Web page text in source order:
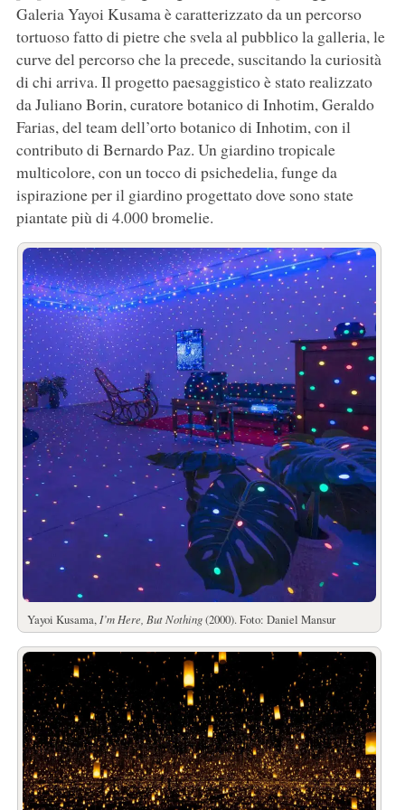
Galeria Yayoi Kusama è caratterizzato da un percorso
tortuoso fatto di pietre che svela al pubblico la galleria, le
curve del percorso che la precede, suscitando la curiosità
di chi arriva. Il progetto paesaggistico è stato realizzato
da Juliano Borin, curatore botanico di Inhotim, Geraldo
Farias, del team dell’orto botanico di Inhotim, con il
contributo di Bernardo Paz. Un giardino tropicale
multicolore, con un tocco di psichedelia, funge da
ispirazione per il giardino progettato dove sono state
piantate più di 4.000 bromelie.
Yayoi Kusama, I’m Here, But Nothing(2000). Foto: Daniel Mansur